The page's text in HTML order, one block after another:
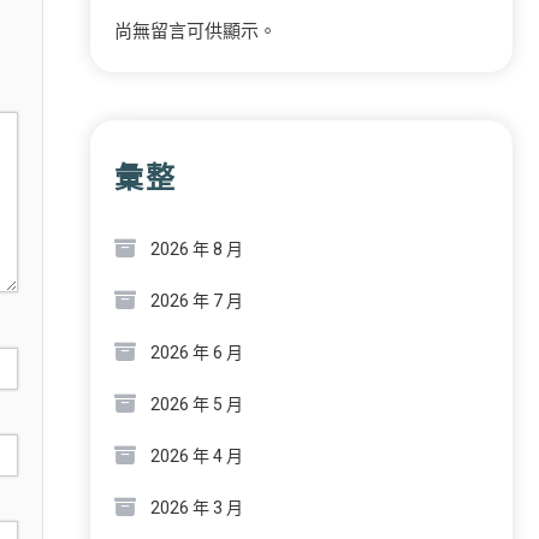
尚無留言可供顯示。
彙整
2026 年 8 月
2026 年 7 月
2026 年 6 月
2026 年 5 月
2026 年 4 月
2026 年 3 月